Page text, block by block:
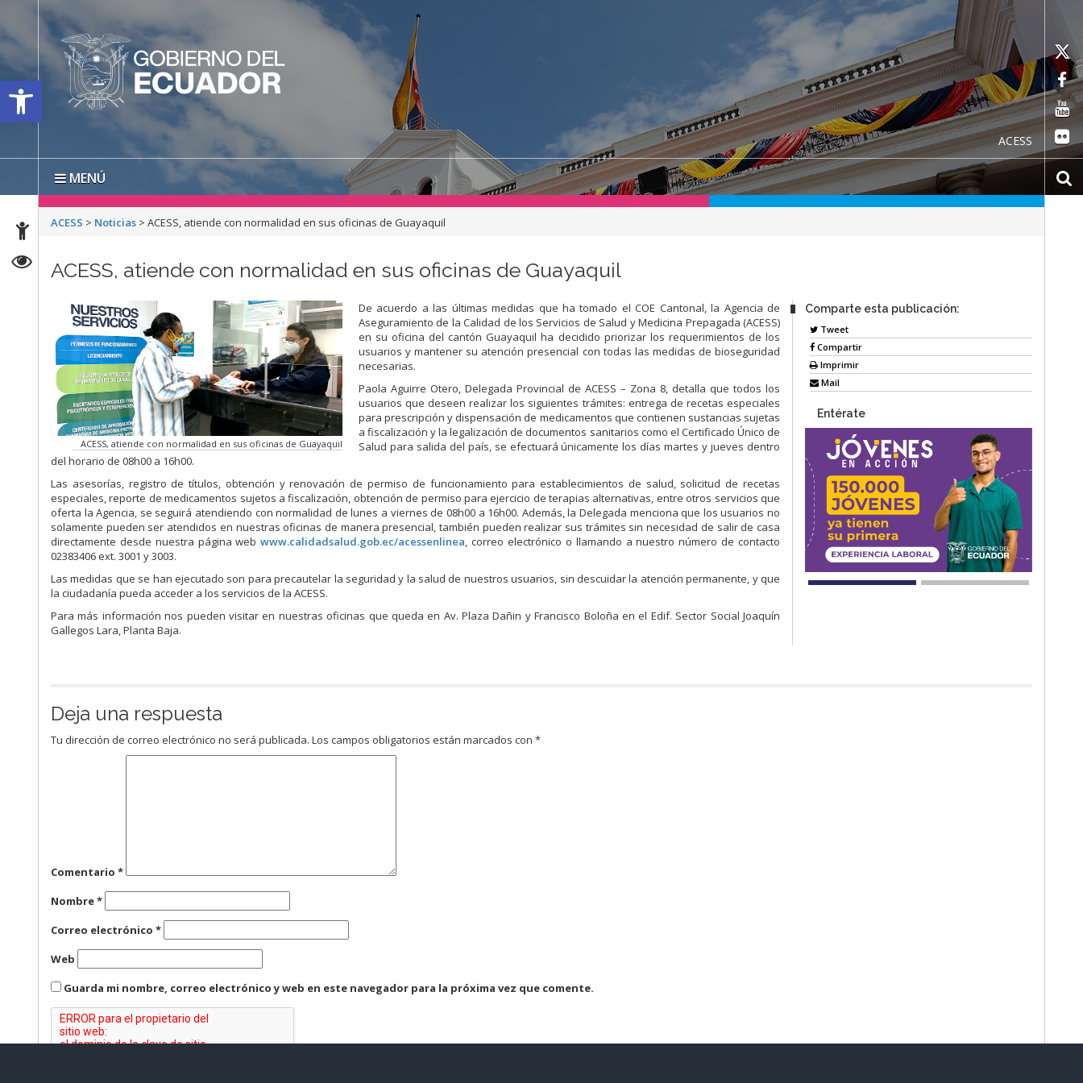
Open toolbar
ACESS
MENÚ
ACESS > Noticias >ACESS, atiende con normalidad en sus oficinas de Guayaquil
ACESS, atiende con normalidad en sus oficinas de Guayaquil
ACESS, atiende con normalidad en sus oficinas de Guayaquil
De acuerdo a las últimas medidas que ha tomado el COE Cantonal, la Agencia de
Aseguramiento de la Calidad de los Servicios de Salud y Medicina Prepagada (ACESS)
en su oficina del cantón Guayaquil ha decidido priorizar los requerimientos de los
usuarios y mantener su atención presencial con todas las medidas de bioseguridad
necesarias.
Paola Aguirre Otero, Delegada Provincial de ACESS – Zona 8, detalla que todos los
usuarios que deseen realizar los siguientes trámites: entrega de recetas especiales
para prescripción y dispensación de medicamentos que contienen sustancias sujetas
a fiscalización y la legalización de documentos sanitarios como el Certificado Único de
Salud para salida del país, se efectuará únicamente los días martes y jueves dentro
del horario de 08h00 a 16h00.
Las asesorías, registro de títulos, obtención y renovación de permiso de funcionamiento para establecimientos de salud, solicitud de recetas
especiales, reporte de medicamentos sujetos a fiscalización, obtención de permiso para ejercicio de terapias alternativas, entre otros servicios que
oferta la Agencia, se seguirá atendiendo con normalidad de lunes a viernes de 08h00 a 16h00. Además, la Delegada menciona que los usuarios no
solamente pueden ser atendidos en nuestras oficinas de manera presencial, también pueden realizar sus trámites sin necesidad de salir de casa
directamente desde nuestra página webwww.calidadsalud.gob.ec/acessenlinea, correo electrónico o llamando a nuestro número de contacto
02383406 ext. 3001 y 3003.
Las medidas que se han ejecutado son para precautelar la seguridad y la salud de nuestros usuarios, sin descuidar la atención permanente, y que
la ciudadanía pueda acceder a los servicios de la ACESS.
Para más información nos pueden visitar en nuestras oficinas que queda en Av. Plaza Dañin y Francisco Boloña en el Edif. Sector Social Joaquín
Gallegos Lara, Planta Baja.
Comparte esta publicación:
Tweet
Compartir
Imprimir
Mail
Entérate
Deja una respuesta
Tu dirección de correo electrónico no será publicada. Los campos obligatorios están marcados con*
Comentario*
Nombre*
Correo electrónico*
Web
Guarda mi nombre, correo electrónico y web en este navegador para la próxima vez que comente.